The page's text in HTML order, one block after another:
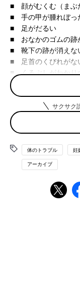
■ 顔がむくむ（まぶ
■ 手の甲が腫れぼっ
■ 足がだるい
■ おなかのゴムの跡
■ 靴下の跡が消えな
■ 足首のくびれがな
■ くるぶしがわかり
■ 足の甲がパンパン
■ 土踏まずが消えた
■ 指輪が抜きづらい
■ 手がパンパンで関
■ 1日座っているこ
■ まだ仕事をしてい
■ 妊娠中、運動をし
■ 階段を避けてエレ
■ 寝る前にガブガ
サクサク
体のトラブル 妊
アーカイブ